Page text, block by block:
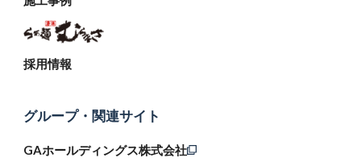
採用情報
グループ・関連サイト
GAホールディングス株式会社